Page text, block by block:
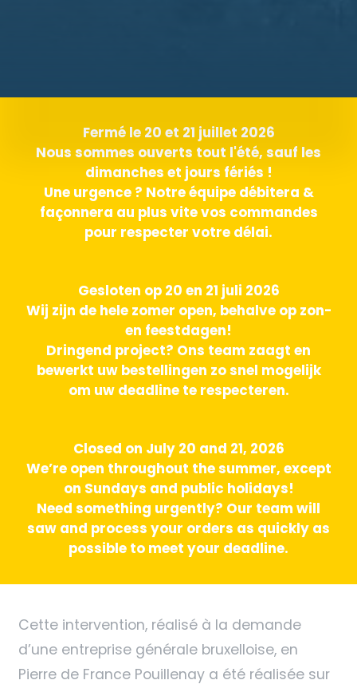
Fermé le 20 et 21 juillet 2026
Nous sommes ouverts tout l'été, sauf les
dimanches et jours fériés !
Une urgence ? Notre équipe débitera &
façonnera au plus vite vos commandes
pour respecter votre délai.
Gesloten op 20 en 21 juli 2026
Wij zijn de hele zomer open, behalve op zon-
en feestdagen!
Dringend project? Ons team zaagt en
bewerkt uw bestellingen zo snel mogelijk
om uw deadline te respecteren.
Closed on July 20 and 21, 2026
We’re open throughout the summer, except
on Sundays and public holidays!
Need something urgently? Our team will
saw and process your orders as quickly as
possible to meet your deadline.
Cette intervention, réalisé à la demande
d’une entreprise générale bruxelloise, en
Pierre de France Pouillenay a été réalisée sur